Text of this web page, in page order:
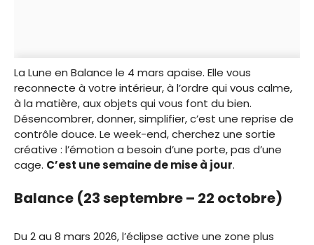
La Lune en Balance le 4 mars apaise. Elle vous
reconnecte à votre intérieur, à l’ordre qui vous calme,
à la matière, aux objets qui vous font du bien.
Désencombrer, donner, simplifier, c’est une reprise de
contrôle douce. Le week-end, cherchez une sortie
créative : l’émotion a besoin d’une porte, pas d’une
cage. C’est une semaine de mise à jour.
Balance (23 septembre – 22 octobre)
Du 2 au 8 mars 2026, l’éclipse active une zone plus